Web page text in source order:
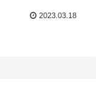
2023.03.18